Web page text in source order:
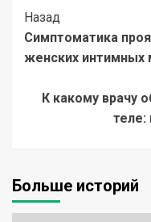
Post
Navigation
Назад
Симптоматика
женских интимных
К какому врачу
теле:
Больше историй